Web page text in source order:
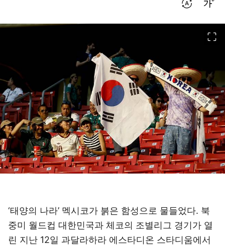
‘태양의 나라’ 멕시코가 붉은 함성으로 물들었다. 북
중미 월드컵 대한민국과 체코의 조별리그 경기가 열
린 지난 12일 과달라하라 에스타디온 스타디움에서